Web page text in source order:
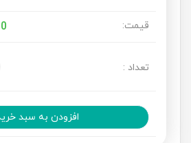
قیمت:
تعداد :
افزودن به سبد